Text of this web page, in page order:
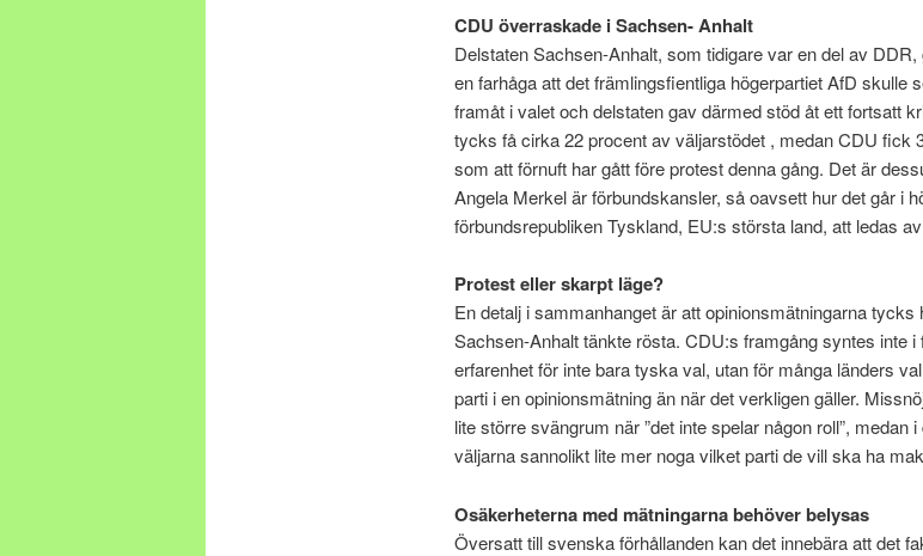
CDU överraskade i Sachsen- Anhalt
Delstaten Sachsen-Anhalt, som tidigare var en del av
en farhåga att det främlingsfientliga högerpartiet AfD skulle
framåt i valet och delstaten gav därmed stöd åt ett fortsatt
tycks få cirka 22 procent av väljarstödet , medan CDU fick
som att förnuft har gått före protest denna gång. Det är
Angela Merkel är förbundskansler, så oavsett hur det går i
förbundsrepubliken Tyskland, EU:s största land, att ledas
Protest eller skarpt läge?
En detalj i sammanhanget är att opinionsmätningarna
Sachsen-Anhalt tänkte rösta. CDU:s framgång syntes inte
erfarenhet för inte bara tyska val, utan för många länders
parti i en opinionsmätning än när det verkligen gäller.
lite större svängrum när ”det inte spelar någon roll”, medan
väljarna sannolikt lite mer noga vilket parti de vill ska ha
Osäkerheterna med mätningarna behöver belysas
Översatt till svenska förhållanden kan det innebära att det